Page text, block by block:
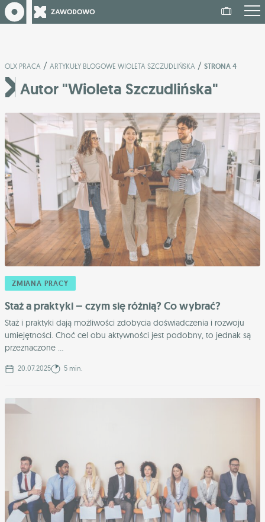
OLX PRACA / ARTYKUŁY BLOGOWE WIOLETA SZCZUDLIŃSKA / STRONA 4
Autor "Wioleta Szczudlińska"
ZMIANA PRACY
Staż a praktyki – czym się różnią? Co wybrać?
Staż i praktyki dają możliwości zdobycia doświadczenia i rozwoju
umiejętności. Choć cel obu aktywności jest podobny, to jednak są
przeznaczone ...
20.07.2025 5 min.